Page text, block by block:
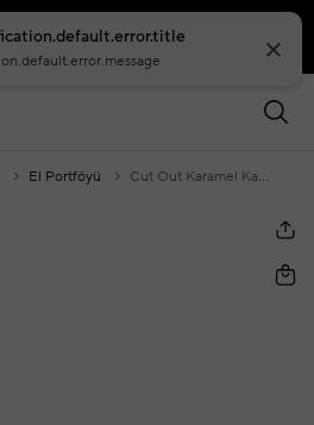
smartbanner.popup.buttontext
El Portföyü Cut Out Karamel Kadın El Portföyü